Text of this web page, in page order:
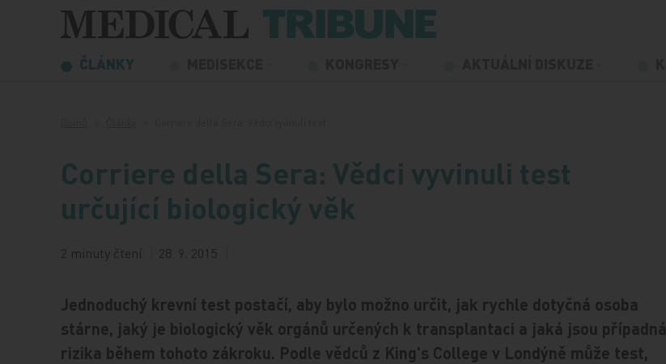
Přeskočit na obsah
ČLÁNKY
Corriere della Sera: Vědci vyvinuli test
určující biologický věk
2 minuty čtení 28. 9. 2015
Jednoduchý krevní test postačí, aby bylo možno určit, jak rychle dotyčná osoba
stárne, jaký je biologický věk orgánů určených k transplantaci a jaká jsou případná
rizika během tohoto zákroku. Podle vědců z King's College v Londýně může test,